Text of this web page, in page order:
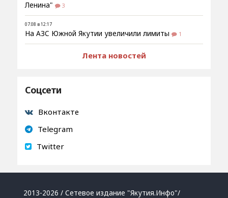
Ленина"
3
07.08 в 12:17
На АЗС Южной Якутии увеличили лимиты 1
Лента новостей
Соцсети
Вконтакте
Telegram
Twitter
2013-2026 / Сетевое издание "Якутия.Инфо"/